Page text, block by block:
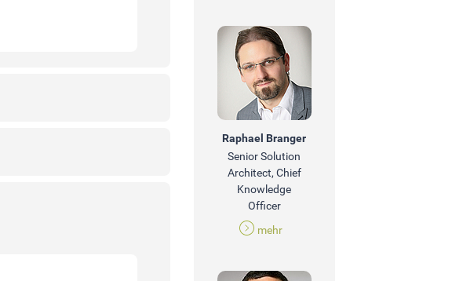
Raphael Branger
Senior Solution
Architect, Chief
Knowledge
Officer
mehr